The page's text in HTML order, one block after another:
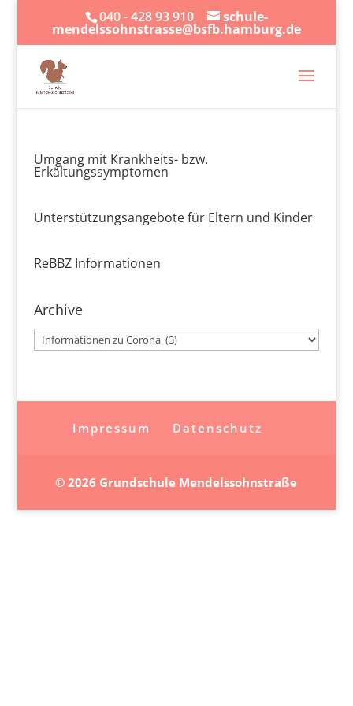
040 - 428 93 910 schule-
mendelssohnstrasse@bsfb.hamburg.de
Umgang mit Krankheits- bzw.
Erkältungssymptomen
Unterstützungsangebote für Eltern und Kinder
ReBBZ Informationen
Archive
Archive
Impressum Datenschutz
© 2026 Grundschule Mendelssohnstraße